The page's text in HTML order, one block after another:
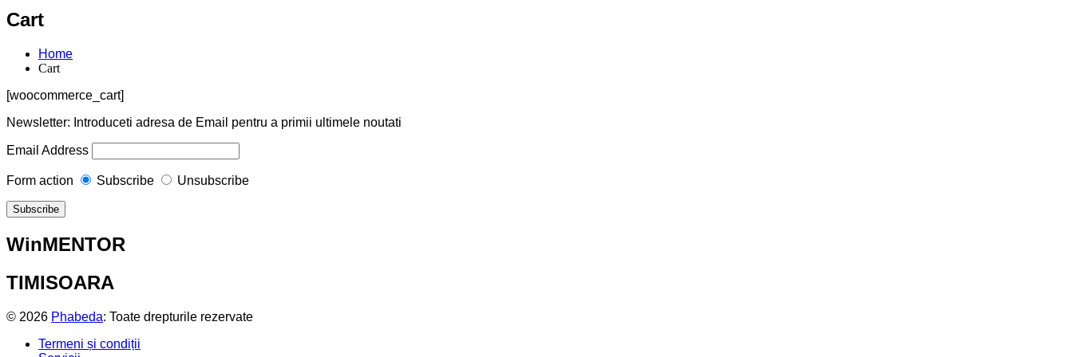
Cart
Home
Cart
[woocommerce_cart]
Newsletter: Introduceti adresa de Email pentru a primii ultimele noutati
Email Address
Form action Subscribe Unsubscribe
WinMENTOR
TIMISOARA
© 2026 Phabeda: Toate drepturile rezervate
Termeni și condiții